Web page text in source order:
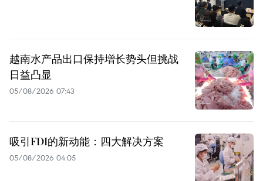
越南水产品出口保持增长势头但挑战
日益凸显
05/08/2026 07:43
吸引FDI的新动能：四大解决方案
05/08/2026 04:05